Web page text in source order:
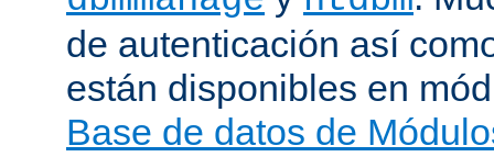
de autenticación así
están disponibles en
Base de datos de